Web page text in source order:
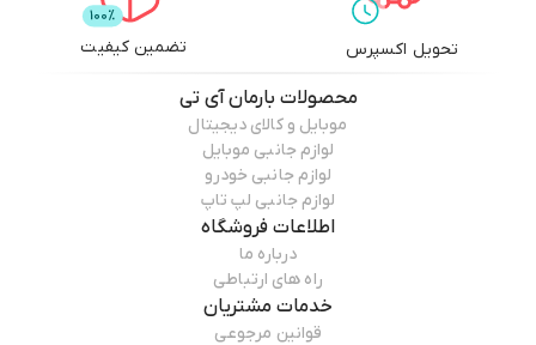
تحویل اکسپرس تضمین کیفیت
محصولات بارمان آی تی
موبایل و کالای دیجیتال
لوازم جانبی موبایل
لوازم جانبی خودرو
لوازم جانبی لپ تاپ
اطلاعات فروشگاه
درباره ما
راه های ارتباطی
خدمات مشتریان
قوانین مرجوعی